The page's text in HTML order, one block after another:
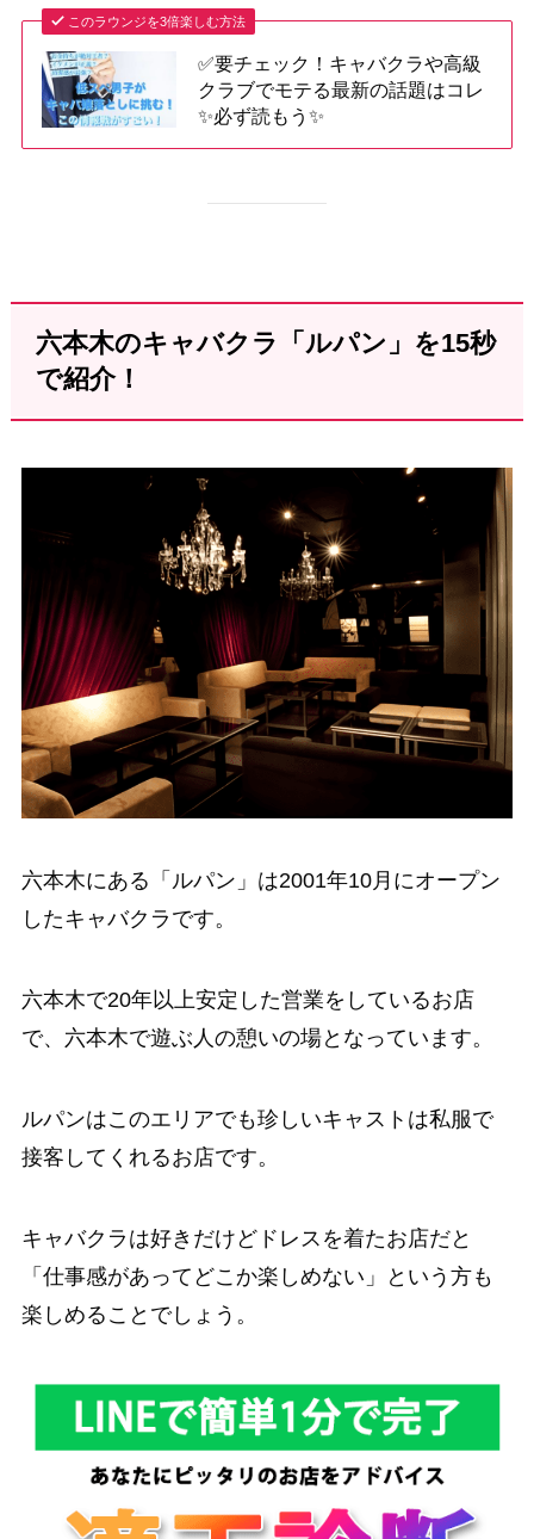
このラウンジを3倍楽しむ方法
✅要チェック！キャバクラや高級
クラブでモテる最新の話題はコレ
✨必ず読もう✨
六本木のキャバクラ「ルパン」を15秒
で紹介！
六本木にある「ルパン」は2001年10月にオープン
したキャバクラです。
六本木で20年以上安定した営業をしているお店
で、六本木で遊ぶ人の憩いの場となっています。
ルパンはこのエリアでも珍しいキャストは私服で
接客してくれるお店です。
キャバクラは好きだけどドレスを着たお店だと
「仕事感があってどこか楽しめない」という方も
楽しめることでしょう。